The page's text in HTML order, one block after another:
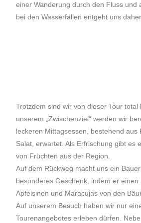
einer Wanderung durch den Fluss und
bei den Wasserfällen entgeht uns daher.
Trotzdem sind wir von dieser Tour total
unserem „Zwischenziel“ werden wir
leckeren Mittagsessen, bestehend aus
Salat, erwartet. Als Erfrischung gibt es
von Früchten aus der Region.
Auf dem Rückweg macht uns ein
besonderes Geschenk, indem er
Apfelsinen und Maracujas von den
Auf unserem Besuch haben wir nur
Tourenangebotes erleben dürfen.